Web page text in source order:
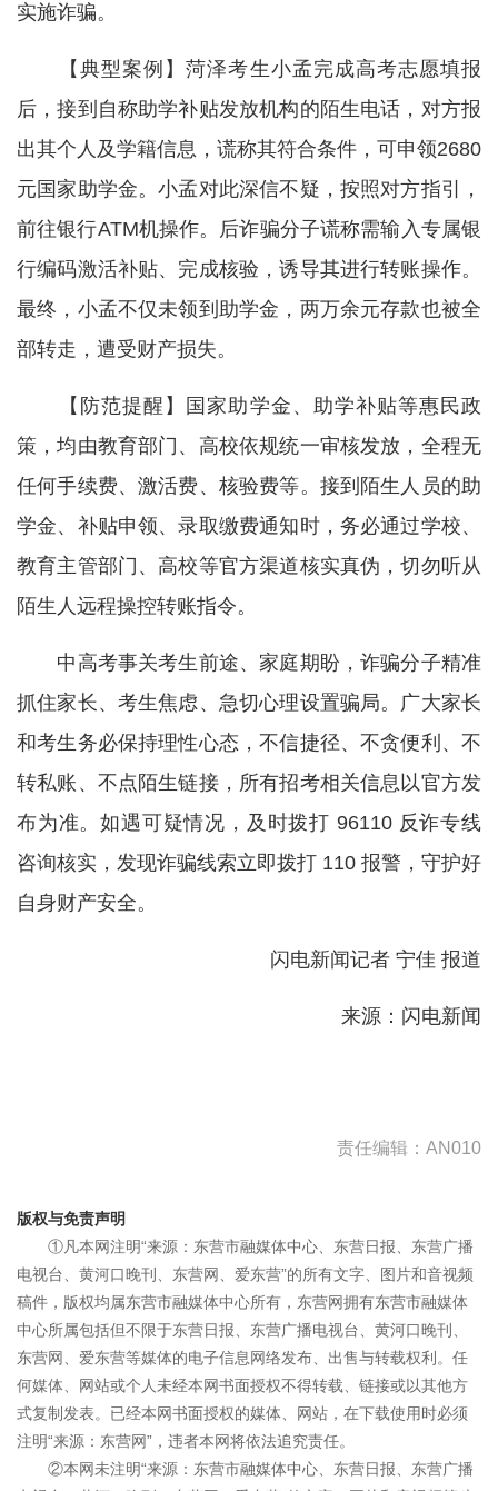
实施诈骗。
【典型案例】菏泽考生小孟完成高考志愿填报
后，接到自称助学补贴发放机构的陌生电话，对方报
出其个人及学籍信息，谎称其符合条件，可申领2680
元国家助学金。小孟对此深信不疑，按照对方指引，
前往银行ATM机操作。后诈骗分子谎称需输入专属银
行编码激活补贴、完成核验，诱导其进行转账操作。
最终，小孟不仅未领到助学金，两万余元存款也被全
部转走，遭受财产损失。
【防范提醒】国家助学金、助学补贴等惠民政
策，均由教育部门、高校依规统一审核发放，全程无
任何手续费、激活费、核验费等。接到陌生人员的助
学金、补贴申领、录取缴费通知时，务必通过学校、
教育主管部门、高校等官方渠道核实真伪，切勿听从
陌生人远程操控转账指令。
中高考事关考生前途、家庭期盼，诈骗分子精准
抓住家长、考生焦虑、急切心理设置骗局。广大家长
和考生务必保持理性心态，不信捷径、不贪便利、不
转私账、不点陌生链接，所有招考相关信息以官方发
布为准。如遇可疑情况，及时拨打 96110 反诈专线
咨询核实，发现诈骗线索立即拨打 110 报警，守护好
自身财产安全。
闪电新闻记者 宁佳 报道
来源：闪电新闻
责任编辑：AN010
版权与免责声明
①凡本网注明“来源：东营市融媒体中心、东营日报、东营广播
电视台、黄河口晚刊、东营网、爱东营”的所有文字、图片和音视频
稿件，版权均属东营市融媒体中心所有，东营网拥有东营市融媒体
中心所属包括但不限于东营日报、东营广播电视台、黄河口晚刊、
东营网、爱东营等媒体的电子信息网络发布、出售与转载权利。任
何媒体、网站或个人未经本网书面授权不得转载、链接或以其他方
式复制发表。已经本网书面授权的媒体、网站，在下载使用时必须
注明“来源：东营网”，违者本网将依法追究责任。
②本网未注明“来源：东营市融媒体中心、东营日报、东营广播